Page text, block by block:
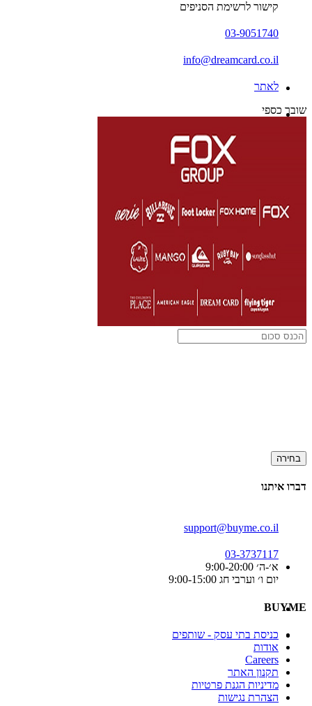
קישור לרשימת הסניפים
03-9051740
info@dreamcard.co.il
לאתר
שובר כספי
בחירה
דברו איתנו
support@buyme.co.il
03-3737117
א׳-ה׳ 9:00-20:00
יום ו׳ וערבי חג 9:00-15:00
BUYME
כניסת בתי עסק - שותפים
אודות
Careers
תקנון האתר
מדיניות הגנת פרטיות
הצהרת נגישות